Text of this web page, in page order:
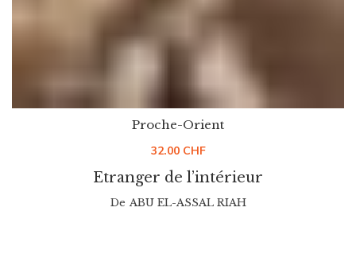
Etranger de l’intérieur
Proche-Orient
32.00 CHF
De ABU EL-ASSAL RIAH